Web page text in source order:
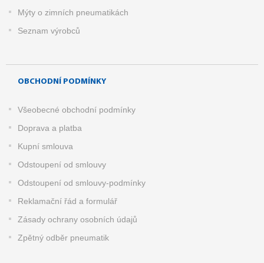
Mýty o zimních pneumatikách
Seznam výrobců
OBCHODNÍ PODMÍNKY
Všeobecné obchodní podmínky
Doprava a platba
Kupní smlouva
Odstoupení od smlouvy
Odstoupení od smlouvy-podmínky
Reklamační řád a formulář
Zásady ochrany osobních údajů
Zpětný odběr pneumatik